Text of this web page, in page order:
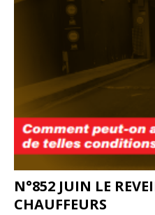
N°852 JUIN LE
CHAUFFEURS